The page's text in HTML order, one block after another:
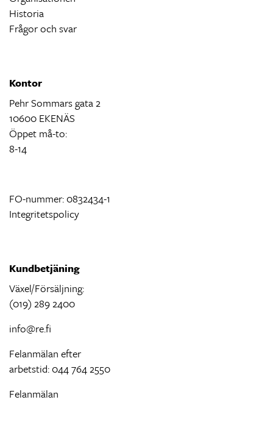
Historia
Frågor och svar
Kontor
Pehr Sommars gata 2
10600 EKENÄS
Öppet må-to:
8-14
FO-nummer: 0832434-1
Integritetspolicy
Kundbetjäning
Växel/Försäljning:
(019) 289 2400
info@re.fi
Felanmälan efter
arbetstid: 044 764 2550
Felanmälan